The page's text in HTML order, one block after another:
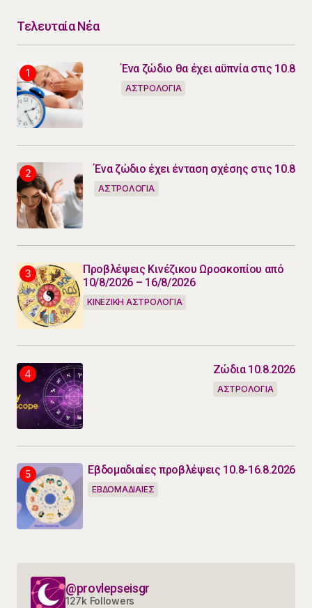
Τελευταία Νέα
Ένα ζώδιο θα έχει αϋπνία στις 10.8
ΑΣΤΡΟΛΟΓΙΑ
Ένα ζώδιο έχει ένταση σχέσης στις 10.8
ΑΣΤΡΟΛΟΓΙΑ
Προβλέψεις Κινέζικου Ωροσκοπίου από
10/8/2026 – 16/8/2026
ΚΙΝΕΖΙΚΗ ΑΣΤΡΟΛΟΓΙΑ
Ζώδια 10.8.2026
ΑΣΤΡΟΛΟΓΙΑ
Εβδομαδιαίες προβλέψεις 10.8-16.8.2026
ΕΒΔΟΜΑΔΙΑΙΕΣ
@provlepseisgr
127k Followers